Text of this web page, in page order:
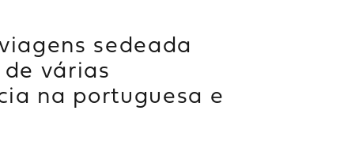
sedeada
várias
na portuguesa e